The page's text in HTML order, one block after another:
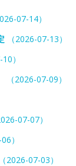
07-14）
（2026-07-13）
）
（2026-07-09）
07-07）
）
（2026-07-03）